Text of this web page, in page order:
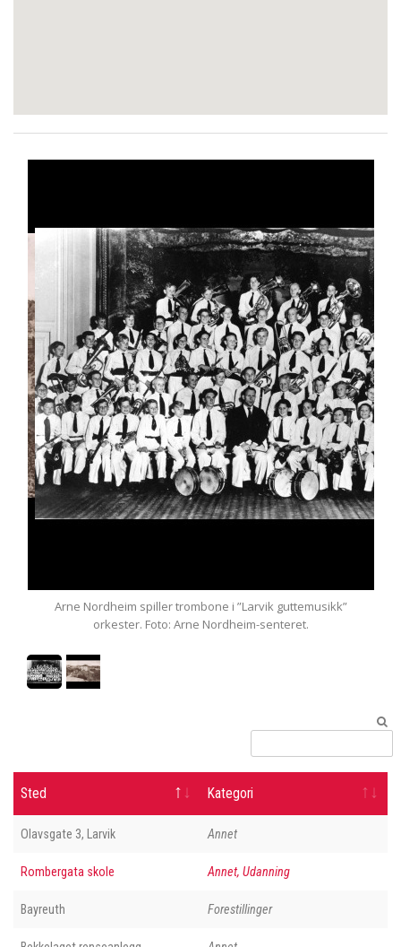
Arne Nordheim spiller trombone i ”Larvik guttemusikk”
orkester. Foto: Arne Nordheim-senteret.
Sted Kategori
Olavsgate 3, Larvik Annet
Rombergata skole Annet, Udanning
Bayreuth Forestillinger